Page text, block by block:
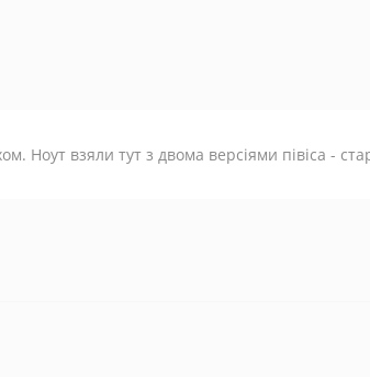
Ноут взяли тут з двома версіями півіса -